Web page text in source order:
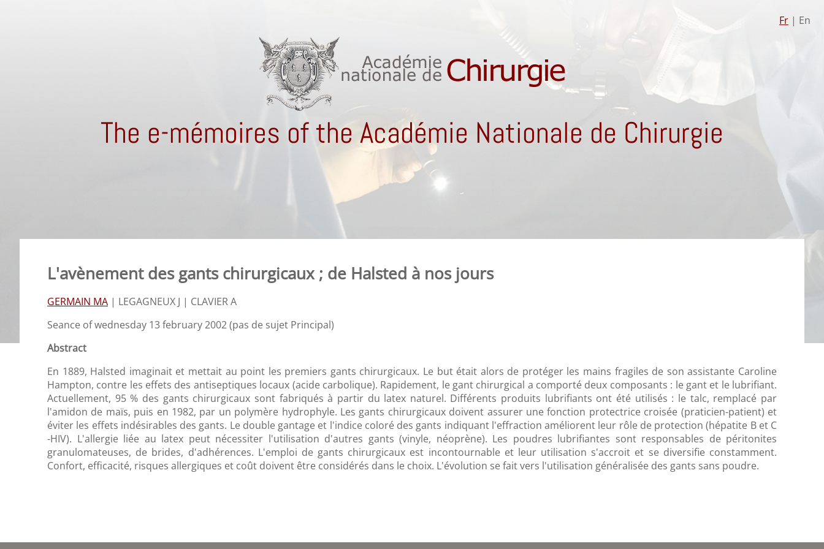
Fr | En
The e-mémoires of the Académie Nationale de Chirurgie
L'avènement des gants chirurgicaux ; de Halsted à nos jours
GERMAIN MA | LEGAGNEUX J | CLAVIER A
Seance of wednesday 13 february 2002 (pas de sujet Principal)
Abstract
En 1889, Halsted imaginait et mettait au point les premiers gants chirurgicaux. Le but était alors de protéger les mains fragiles de son assistante Caroline
Hampton, contre les effets des antiseptiques locaux (acide carbolique). Rapidement, le gant chirurgical a comporté deux composants : le gant et le lubrifiant.
Actuellement, 95 % des gants chirurgicaux sont fabriqués à partir du latex naturel. Différents produits lubrifiants ont été utilisés : le talc, remplacé par
l'amidon de maïs, puis en 1982, par un polymère hydrophyle. Les gants chirurgicaux doivent assurer une fonction protectrice croisée (praticien-patient) et
éviter les effets indésirables des gants. Le double gantage et l'indice coloré des gants indiquant l'effraction améliorent leur rôle de protection (hépatite B et C
-HIV). L'allergie liée au latex peut nécessiter l'utilisation d'autres gants (vinyle, néoprène). Les poudres lubrifiantes sont responsables de péritonites
granulomateuses, de brides, d'adhérences. L'emploi de gants chirurgicaux est incontournable et leur utilisation s'accroit et se diversifie constamment.
Confort, efficacité, risques allergiques et coût doivent être considérés dans le choix. L'évolution se fait vers l'utilisation généralisée des gants sans poudre.